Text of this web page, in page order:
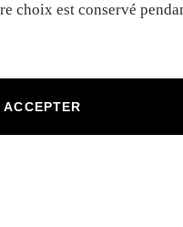
choix est conservé